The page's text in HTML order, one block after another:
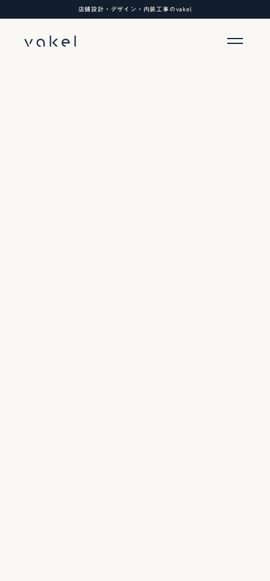
店舗設計・デザイン・内装工事のvakel